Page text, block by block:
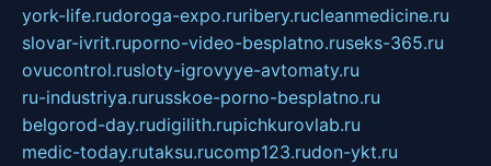
york-life.rudoroga-expo.ruribery.rucleanmedicine.ru
slovar-ivrit.ruporno-video-besplatno.ruseks-365.ru
ovucontrol.rusloty-igrovyye-avtomaty.ru
ru-industriya.rurusskoe-porno-besplatno.ru
belgorod-day.rudigilith.rupichkurovlab.ru
medic-today.rutaksu.rucomp123.rudon-ykt.ru